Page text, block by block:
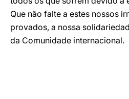
Que não falte a estes nossos
provados, a nossa
da Comunidade internacional.